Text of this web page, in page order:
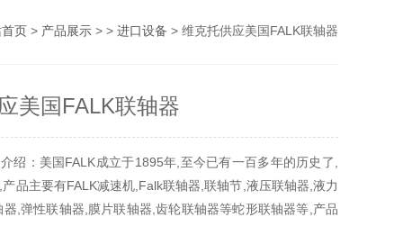
页 > 产品展示 > > 进口设备 > 维克托供应美国FALK联轴器
美国FALK联轴器
绍：美国FALK成立于1895年,至今已有一百多年的历史了,
品主要有FALK减速机,Falk联轴器,联轴节,液压联轴器,液力
,弹性联轴器,膜片联轴器,齿轮联轴器等蛇形联轴器等,产品